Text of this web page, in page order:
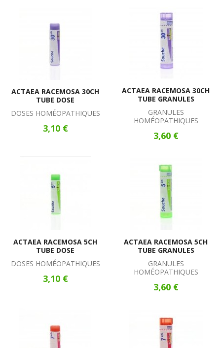
ACTAEA RACEMOSA 30CH
TUBE DOSE
DOSES HOMÉOPATHIQUES
3,10 €
ACTAEA RACEMOSA 30CH
TUBE GRANULES
GRANULES
HOMÉOPATHIQUES
3,60 €
ACTAEA RACEMOSA 5CH
TUBE DOSE
DOSES HOMÉOPATHIQUES
3,10 €
ACTAEA RACEMOSA 5CH
TUBE GRANULES
GRANULES
HOMÉOPATHIQUES
3,60 €